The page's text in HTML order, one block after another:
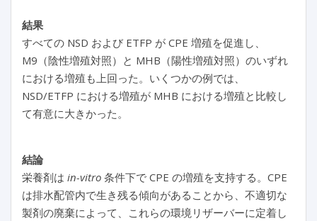
結果
すべての NSD および ETFP が CPE 増殖を促進し、
M9（陰性増殖対照）と MHB（陽性増殖対照）のいずれ
における増殖も上回った。いくつかの例では、
NSD/ETFP における増殖が MHB における増殖と比較し
て有意に大きかった。
結論
栄養剤は in-vitro 条件下で CPE の増殖を支持する。CPE
は排水配管内で生き残る傾向があることから、不適切な
製剤の廃棄によって、これらの環境リザーバーに定着し